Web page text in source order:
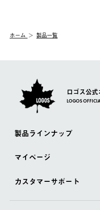
【配送業者】
佐川急便にて配送されます。
一度お手元の商品を返品いた
ホーム 製品一覧
ロゴス公
LOGOS
製品ラインナップ
マイページ
カスタマーサポート